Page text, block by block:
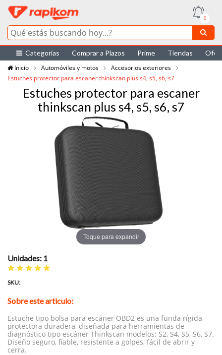
0
Categorías Comprar a Plazos Prime Tiendas
Inicio
Automóviles y motos
Accesorios exteriores
Estuches protector para escaner thinkscan plus s4, s5, s6, s7
Estuches protector para escaner
thinkscan plus s4, s5, s6, s7
Toque para expandir
Unidades: 1
SKU:
Sobre este articulo:
Estuche tipo bolsa para escáner OBD2 es una funda rígida
protectora duradera, diseñada para herramientas de
diagnóstico tipo escáner Thinkscan modelos: S2, S4, S5, S6, S7.
Diseño seguro, fiable, resistente a golpes, fácil de abrir y
cerra.